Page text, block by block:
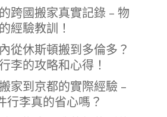
跨國搬家真實記錄 – 物
經驗教訓！
從休斯頓搬到多倫多？
李的攻略和心得！
家到京都的實際經驗 –
行李真的省心嗎？